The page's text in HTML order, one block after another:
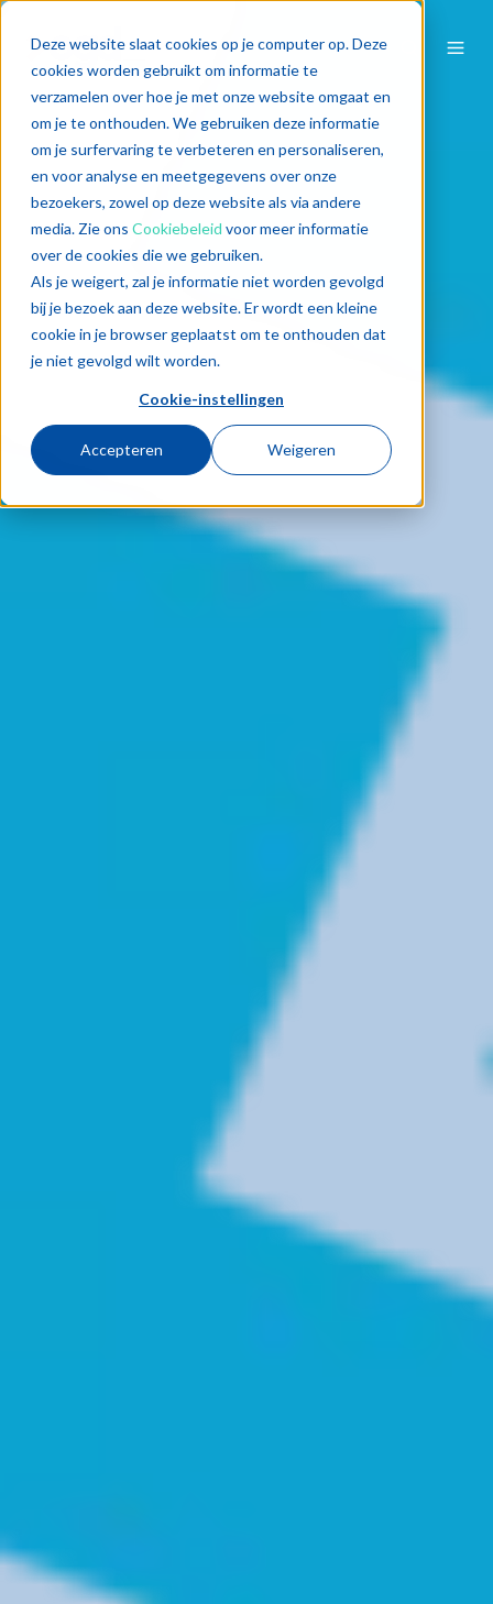
Deze website slaat cookies op je computer op. Deze
cookies worden gebruikt om informatie te
verzamelen over hoe je met onze website omgaat en
om je te onthouden. We gebruiken deze informatie
om je surfervaring te verbeteren en personaliseren,
en voor analyse en meetgegevens over onze
bezoekers, zowel op deze website als via andere
media. Zie ons Cookiebeleid voor meer informatie
over de cookies die we gebruiken.
Als je weigert, zal je informatie niet worden gevolgd
bij je bezoek aan deze website. Er wordt een kleine
cookie in je browser geplaatst om te onthouden dat
je niet gevolgd wilt worden.
Cookie-instellingen
Accepteren Weigeren